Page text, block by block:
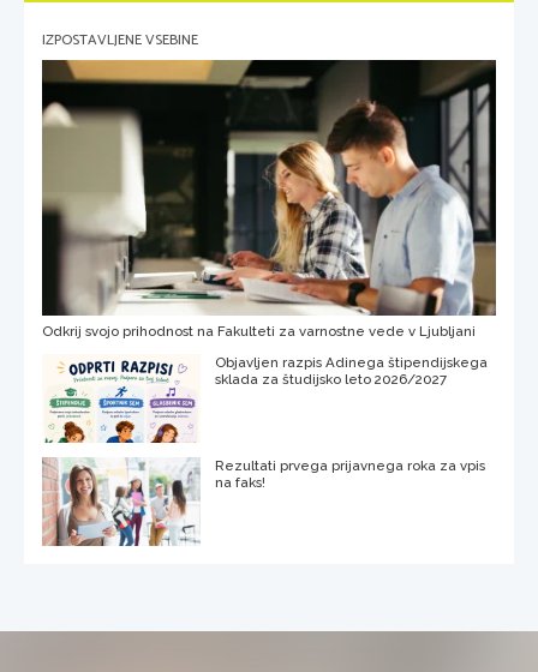
IZPOSTAVLJENE VSEBINE
Odkrij svojo prihodnost na Fakulteti za varnostne vede v Ljubljani
Objavljen razpis Adinega štipendijskega
sklada za študijsko leto 2026/2027
Rezultati prvega prijavnega roka za vpis
na faks!